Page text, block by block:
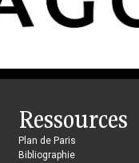
Ressources
Plan de Paris
Bibliographie